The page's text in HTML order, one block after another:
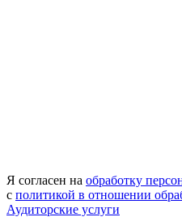
Я согласен на обработку
с политикой в отношении
Аудиторские услуги